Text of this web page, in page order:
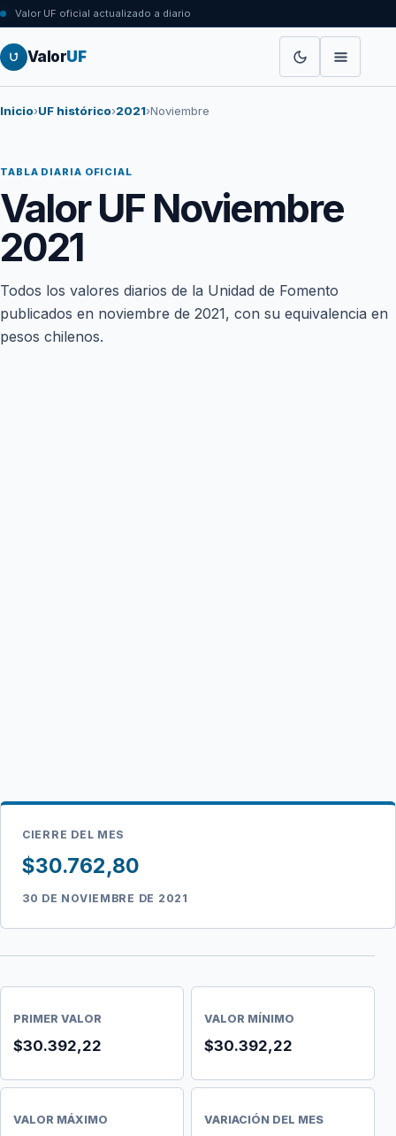
Valor UF oficial actualizado a diario
ValorUF
Inicio›UF histórico›2021›Noviembre
TABLA DIARIA OFICIAL
Valor UF Noviembre
2021
Todos los valores diarios de la Unidad de Fomento
publicados en noviembre de 2021, con su equivalencia en
pesos chilenos.
CIERRE DEL MES
$30.762,80
30 DE NOVIEMBRE DE 2021
PRIMER VALOR
$30.392,22
VALOR MÍNIMO
$30.392,22
VALOR MÁXIMO VARIACIÓN DEL MES